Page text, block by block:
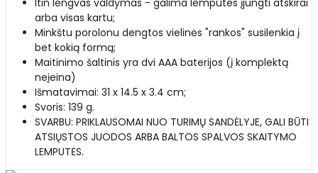
Itin lengvas valdymas - galima lemputes įjungti atskirai
arba visas kartu;
Minkštu porolonu dengtos vielinės "rankos" susilenkia į
bet kokią formą;
Maitinimo šaltinis yra dvi AAA baterijos (į komplektą
neįeina)
Išmatavimai: 31 x 14.5 x 3.4 cm;
Svoris: 139 g.
SVARBU: PRIKLAUSOMAI NUO TURIMŲ SANDĖLYJE, GALI BŪTI
ATSIŲSTOS JUODOS ARBA BALTOS SPALVOS SKAITYMO
LEMPUTĖS.